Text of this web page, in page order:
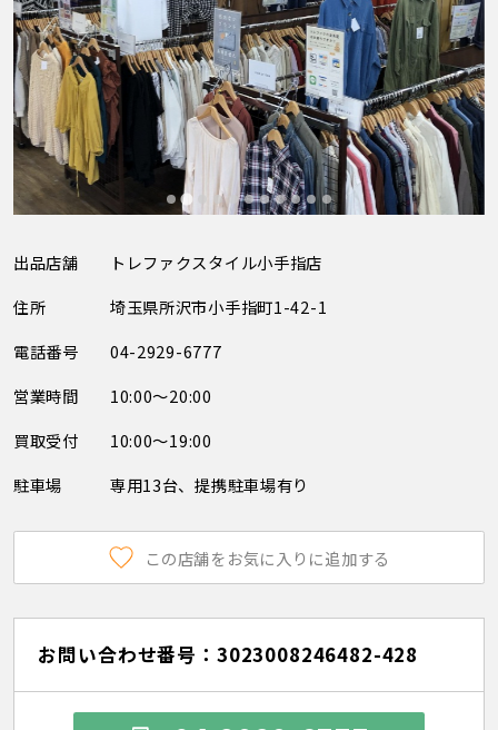
出品店舗
トレファクスタイル小手指店
住所
埼玉県所沢市小手指町1-42-1
電話番号
04-2929-6777
営業時間
10:00～20:00
買取受付
10:00～19:00
駐車場
専用13台、提携駐車場有り
この店舗をお気に入りに追加する
お問い合わせ番号：3023008246482-428